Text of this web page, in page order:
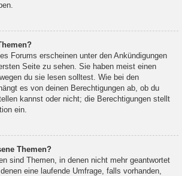
Forums erscheinen unter den Ankündigungen
Seite zu sehen. Sie haben meist einen
du sie lesen solltest. Wie bei den
es von deinen Berechtigungen ab, ob du
kannst oder nicht; die Berechtigungen stellt
ein.
Themen?
sind Themen, in denen nicht mehr geantwortet
eine laufende Umfrage, falls vorhanden,